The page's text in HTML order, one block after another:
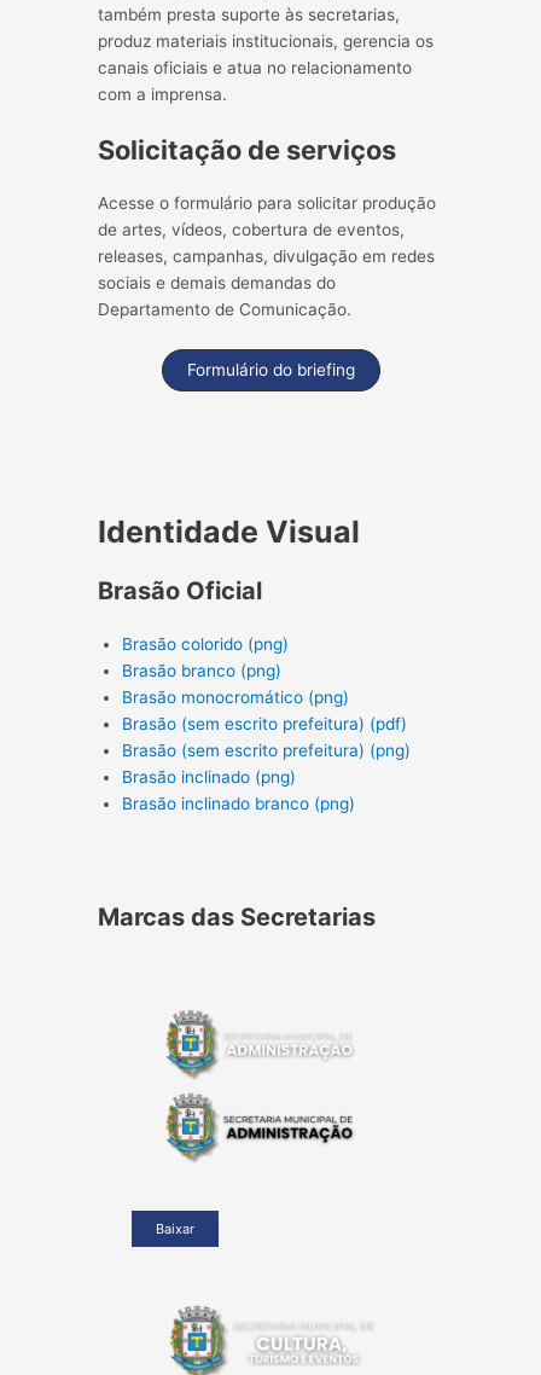
também presta suporte às secretarias,
produz materiais institucionais, gerencia os
canais oficiais e atua no relacionamento
com a imprensa.
Solicitação de serviços
Acesse o formulário para solicitar produção
de artes, vídeos, cobertura de eventos,
releases, campanhas, divulgação em redes
sociais e demais demandas do
Departamento de Comunicação.
Formulário do briefing
Identidade Visual
Brasão Oficial
Brasão colorido (png)
Brasão branco (png)
Brasão monocromático (png)
Brasão (sem escrito prefeitura) (pdf)
Brasão (sem escrito prefeitura) (png)
Brasão inclinado (png)
Brasão inclinado branco (png)
Marcas das Secretarias
Baixar